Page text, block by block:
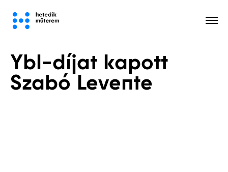
Minden
Ybl-díjat kapott
Szabó Levente